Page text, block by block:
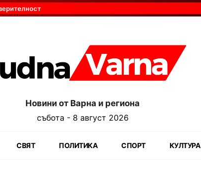
Новини от Варна и региона
събота - 8 август 2026
СВЯТ ПОЛИТИКА СПОРТ КУЛТУРА